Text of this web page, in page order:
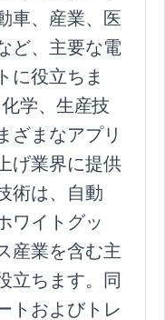
車、産業、医
ど、主要な電
に役立ちま
学、生産技
ざまなアプリ
げ業界に提供
術は、自動
ワイトグッ
産業を含む主
立ちます。同
トおよびトレ